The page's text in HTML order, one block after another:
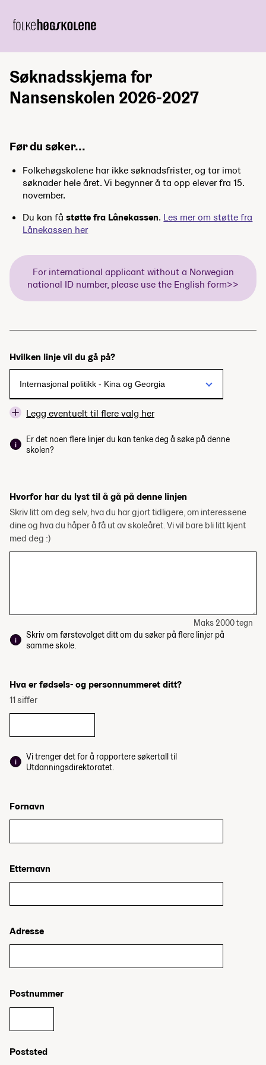
Søknadsskjema for
Nansenskolen 2026-2027
Før du søker...
Folkehøgskolene har ikke søknadsfrister, og tar imot
søknader hele året. Vi begynner å ta opp elever fra 15.
november.
Du kan fåstøtte fra Lånekassen. Les mer om støtte fra
Lånekassen her
For international applicant without a Norwegian
national ID number, please use the English form>>
Hvilken linje vil du gå på?
Legg eventuelt til flere valg her
Er det noen flere linjer du kan tenke deg å søke på denne
skolen?
Hvorfor har du lyst til å gå på denne linjen
Skriv litt om deg selv, hva du har gjort tidligere, om interessene
dine og hva du håper å få ut av skoleåret. Vi vil bare bli litt kjent
med deg :)
Maks 2000 tegn
Skriv om førstevalget ditt om du søker på flere linjer på
samme skole.
Hva er fødsels- og personnummeret ditt?
11 siffer
Vi trenger det for å rapportere søkertall til
Utdanningsdirektoratet.
Fornavn
Etternavn
Adresse
Postnummer
Poststed